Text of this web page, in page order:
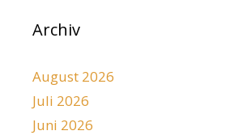
Archiv
August 2026
Juli 2026
Juni 2026